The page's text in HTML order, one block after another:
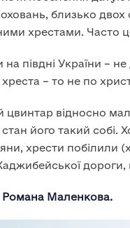
близько
хрестами. Часто
на півдні України –
– то не по
цвинтар відносно
його такий собі.
хрести побілили
дороги,
Романа Маленкова.